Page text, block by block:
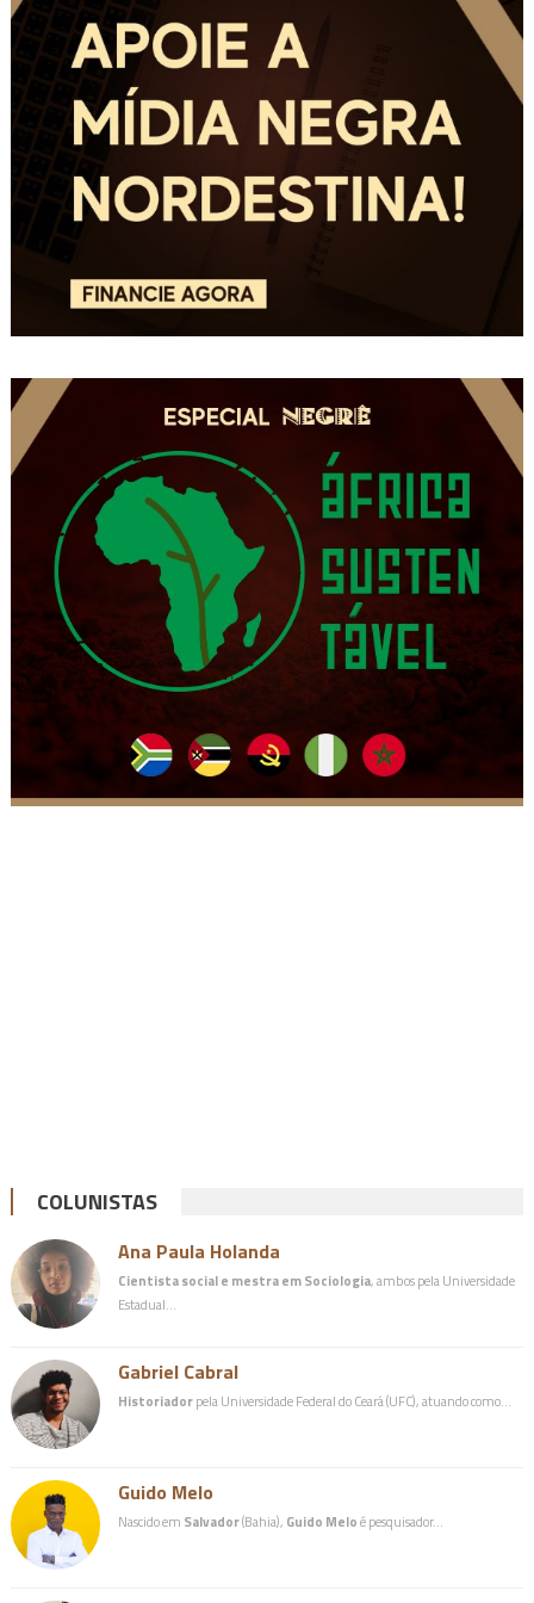
COLUNISTAS
Ana Paula Holanda
Cientista social e mestra em Sociologia, ambos pela Universidade
Estadual…
Gabriel Cabral
Historiadorpela Universidade Federal do Ceará (UFC), atuando como…
Guido Melo
Nascido em Salvador(Bahia), Guido Meloé pesquisador…